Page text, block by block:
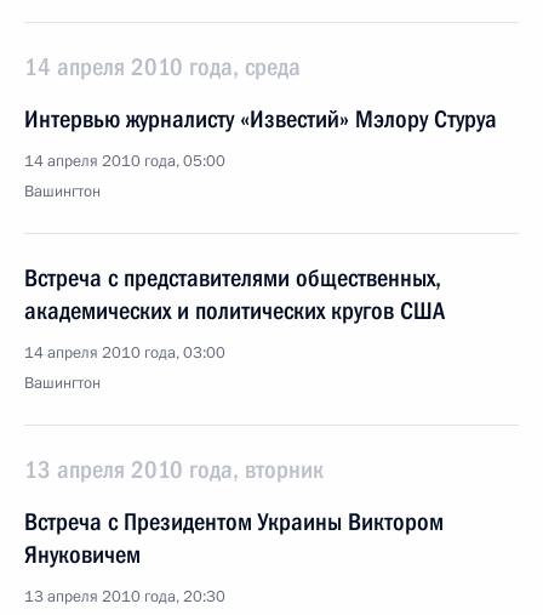
14 апреля 2010 года, среда
Интервью журналисту «Известий» Мэлору Стуруа
14 апреля 2010 года, 05:00
Вашингтон
Встреча с представителями общественных,
академических и политических кругов США
14 апреля 2010 года, 03:00
Вашингтон
13 апреля 2010 года, вторник
Встреча с Президентом Украины Виктором
Януковичем
13 апреля 2010 года, 20:30